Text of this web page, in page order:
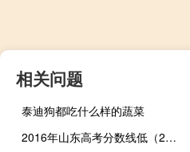
相关问题
泰迪狗都吃什么样的蔬菜
2016年山东高考分数线低（2016年山东高考分数线）